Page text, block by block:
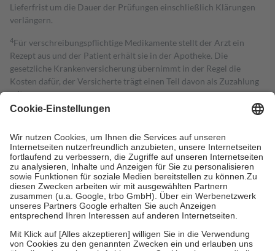
Lieferfrist um die Dauer der Prüfungen einschließlich Klärungen
verlängern.
4Für verschreibungspflichtige Medikamente stellt der Arzt ein
Rezept aus und der Patient erhält sie in der Apotheke. Die
gesetzliche Krankenversicherung übernimmt in der Regel die
Kosten dafür, der Versicherte trägt einen Teil davon als Zuzahlung
mit.
Grundsätzlich leisten Mitglieder Zuzahlungen in Höhe von zehn
höchstens zehn Euro.
Es sind jedoch nie mehr als die tatsächlichen
Kosten der Leistung zu entrichten.
Diese Regeln gelten grundsätzlich auch für Online-Apotheken.
Bei Heilmitteln und häuslicher Krankenpflege beträgt die
Zuzahlung zehn Prozent der Kosten sowie zehn Euro je
Verordnung.
Um das Engagement der Versicherten für ihre eigene Gesundheit zu
stärken und die besondere Stellung der Familie zu unterstützen,
fallenkeine Zuzahlungenan bei:
• Kindern und Jugendlichen bis zum vollendeten 18. Lebensjahr